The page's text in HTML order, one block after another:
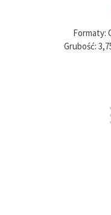
Formaty:
Grubość: